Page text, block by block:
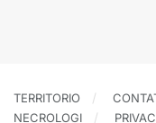
TERRITORIO
NECROLOGI